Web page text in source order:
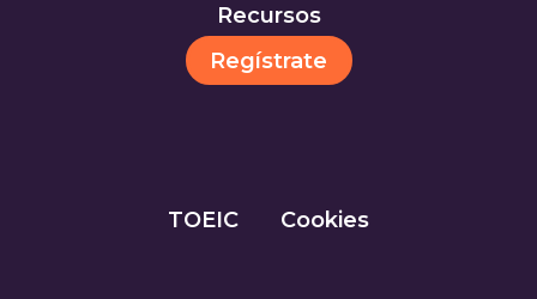
Recursos
Regístrate
TOEIC Cookies